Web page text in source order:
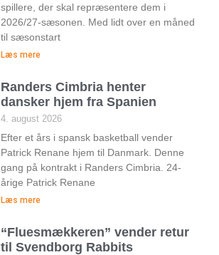
spillere, der skal repræsentere dem i
2026/27-sæsonen. Med lidt over en måned
til sæsonstart
Læs mere
Randers Cimbria henter
dansker hjem fra Spanien
4. august 2026
Efter et års i spansk basketball vender
Patrick Renane hjem til Danmark. Denne
gang på kontrakt i Randers Cimbria. 24-
årige Patrick Renane
Læs mere
“Fluesmækkeren” vender retur
til Svendborg Rabbits